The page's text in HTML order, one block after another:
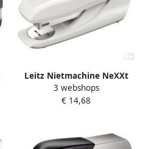
Leitz Nietmachine NeXXt
5500 30vel 24 6 grijs
3 webshops
€ 14,68